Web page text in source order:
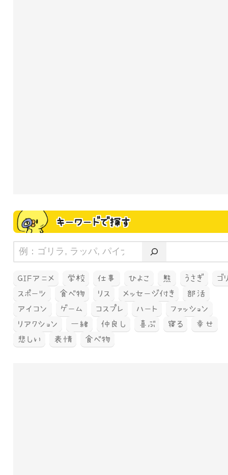
キーワードで探す
GIFアニメ 学校 仕事 ひよこ 熊 うさぎ
ゴ
スポーツ
食べ物 リス メッセージ付き
部活
アイコン
ゲーム コスプレ ハート
ファッション
リアクション
一緒 仲良し 喜ぶ 寝る
幸せ
悲しい
表情 食べ物